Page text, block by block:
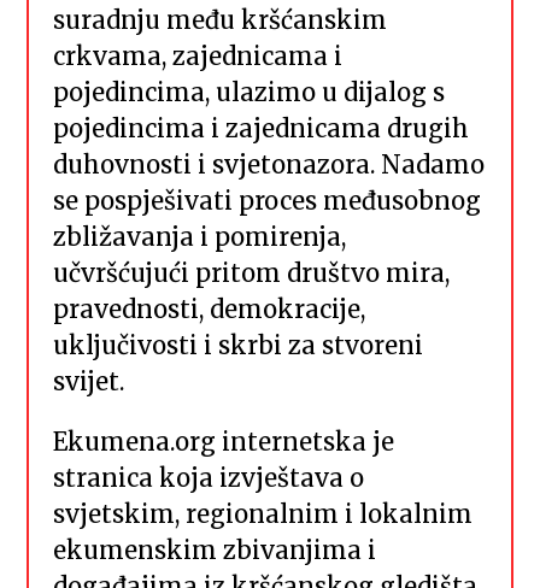
suradnju među kršćanskim
crkvama, zajednicama i
pojedincima, ulazimo u dijalog s
pojedincima i zajednicama drugih
duhovnosti i svjetonazora. Nadamo
se pospješivati proces međusobnog
zbližavanja i pomirenja,
učvršćujući pritom društvo mira,
pravednosti, demokracije,
uključivosti i skrbi za stvoreni
svijet.
Ekumena.org internetska je
stranica koja izvještava o
svjetskim, regionalnim i lokalnim
ekumenskim zbivanjima i